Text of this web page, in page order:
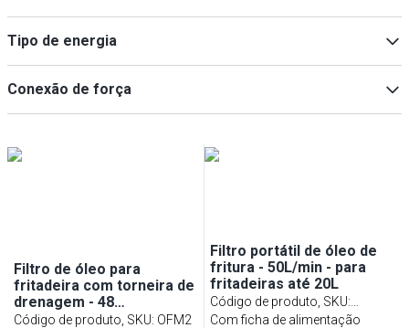
Peças de reposição para aparelhos de cozinha
Tipo de energia
Bateria recarregável
Conexão de força
Filtro de óleo para
fritadeira com torneira de
drenagem - 48
litros/minuto - 550W
Código de produto, SKU: OFM2
Filtro portátil de óleo de
fritura - 50L/min - para
fritadeiras até 20L
Código de produto, SKU:
GFR50E
Com ficha de alimentação